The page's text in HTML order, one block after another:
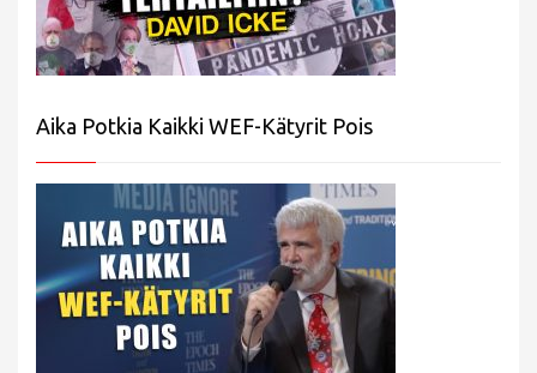
Aika Potkia Kaikki WEF-Kätyrit Pois